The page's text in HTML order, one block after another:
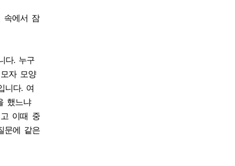
속에서 잠
다. 누구
자 모양
니다. 여
했느냐
이때 중
문에 같은